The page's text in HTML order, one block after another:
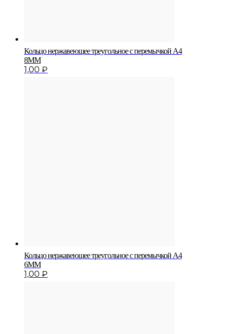
Кольцо нержавеющее треугольное с перемычкой A4
8MM
1,00 ₽
Кольцо нержавеющее треугольное с перемычкой A4
6MM
1,00 ₽